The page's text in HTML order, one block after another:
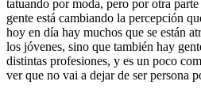
tatuando por moda, pero por otra
gente está cambiando la percepción
hoy en día hay muchos que se están
los jóvenes, sino que también hay
distintas profesiones, y es un poco
ver que no vai a dejar de ser persona